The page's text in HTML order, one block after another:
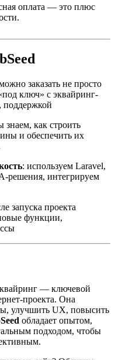
оплата — это плюс
заказать не просто
ключ» с эквайринг-
поддержкой
знаем, как строить
и обеспечить их
: используем Laravel,
решения, интегрируем
запуска проекта
функции,
— ключевой
проекта. Она
улучшить UX, повысить
обладает опытом,
подходом, чтобы